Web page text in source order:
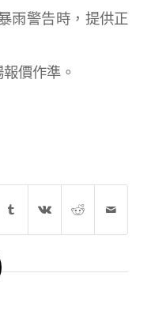
雨警告時，提供正
價作準。